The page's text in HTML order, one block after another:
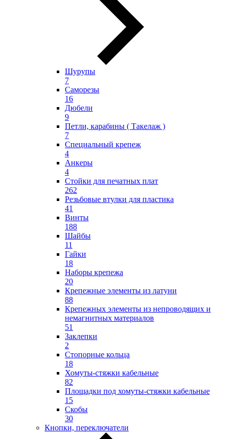
Шурупы
7
Саморезы
16
Дюбели
9
Петли, карабины ( Такелаж )
7
Специальный крепеж
4
Анкеры
4
Стойки для печатных плат
262
Резьбовые втулки для пластика
41
Винты
188
Шайбы
11
Гайки
18
Наборы крепежа
20
Крепежные элементы из латуни
88
Крепежных элементы из непроводящих и
немагнитных материалов
51
Заклепки
2
Стопорные кольца
18
Хомуты-стяжки кабельные
82
Площадки под хомуты-стяжки кабельные
15
Скобы
30
Кнопки, переключатели